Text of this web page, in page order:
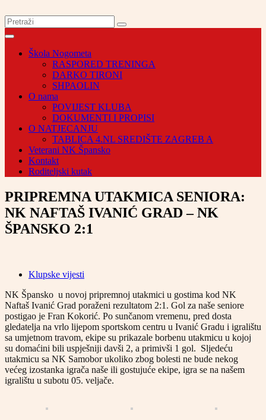
Škola Nogometa
RASPORED TRENINGA
DARKO TIRONI
SHPAOLIN
O nama
POVIJEST KLUBA
DOKUMENTI I PROPISI
O NATJECANJU
TABLICA 4.NL SREDIŠTE ZAGREB A
Veterani NK Špansko
Kontakt
Roditeljski kutak
PRIPREMNA UTAKMICA SENIORA:
NK NAFTAŠ IVANIĆ GRAD – NK
ŠPANSKO 2:1
Klupske vijesti
NK Špansko u novoj pripremnoj utakmici u gostima kod NK
Naftaš Ivanić Grad poraženi rezultatom 2:1. Gol za naše seniore
postigao je Fran Kokorić. Po sunčanom vremenu, pred dosta
gledatelja na vrlo lijepom sportskom centru u Ivanić Gradu i igralištu
sa umjetnom travom, ekipe su prikazale borbenu utakmicu u kojoj
su domaćini bili uspješniji davši 2, a primivši 1 gol. Sljedeću
utakmicu sa NK Samobor ukoliko zbog bolesti ne bude nekog
većeg izostanka igrača naše ili gostujuće ekipe, igra se na našem
igralištu u subotu 05. veljače.